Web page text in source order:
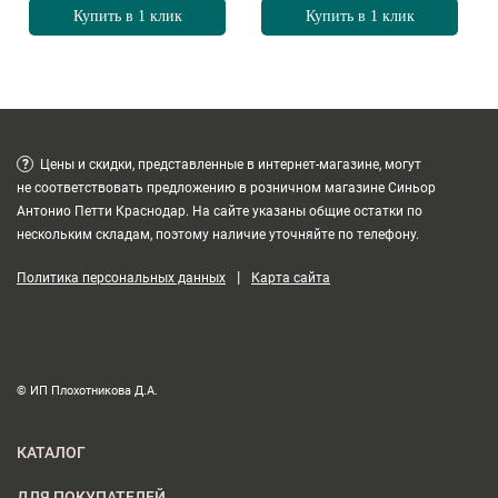
Купить в 1 клик Купить в 1 клик
?
Цены и скидки, представленные в интернет-магазине, могут
не соответствовать предложению в розничном магазине Синьор
Антонио Петти Краснодар. На сайте указаны общие остатки по
нескольким складам, поэтому наличие уточняйте по телефону.
Политика персональных данных | Карта сайта
© ИП Плохотникова Д.А.
КАТАЛОГ